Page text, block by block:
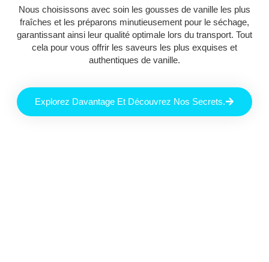
Nous choisissons avec soin les gousses de vanille les plus
fraîches et les préparons minutieusement pour le séchage,
garantissant ainsi leur qualité optimale lors du transport. Tout
cela pour vous offrir les saveurs les plus exquises et
authentiques de vanille.
Explorez Davantage Et Découvrez Nos Secrets.